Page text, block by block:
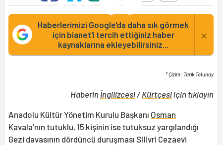
Haberlerimizi Google'da daha sık görmek
için bianet'i tercih ettiğiniz haber
kaynaklarına ekleyebilirsiniz...
×
* Çizim: Tarık Tolunay
Haberin İngilizcesi/ Kürtçesiiçin tıklayın
Anadolu Kültür Yönetim Kurulu Başkanı Osman
Kavala’nın tutuklu, 15 kişinin ise tutuksuz yargılandığı
Gezi davasının dördüncü duruşması Silivri Cezaevi